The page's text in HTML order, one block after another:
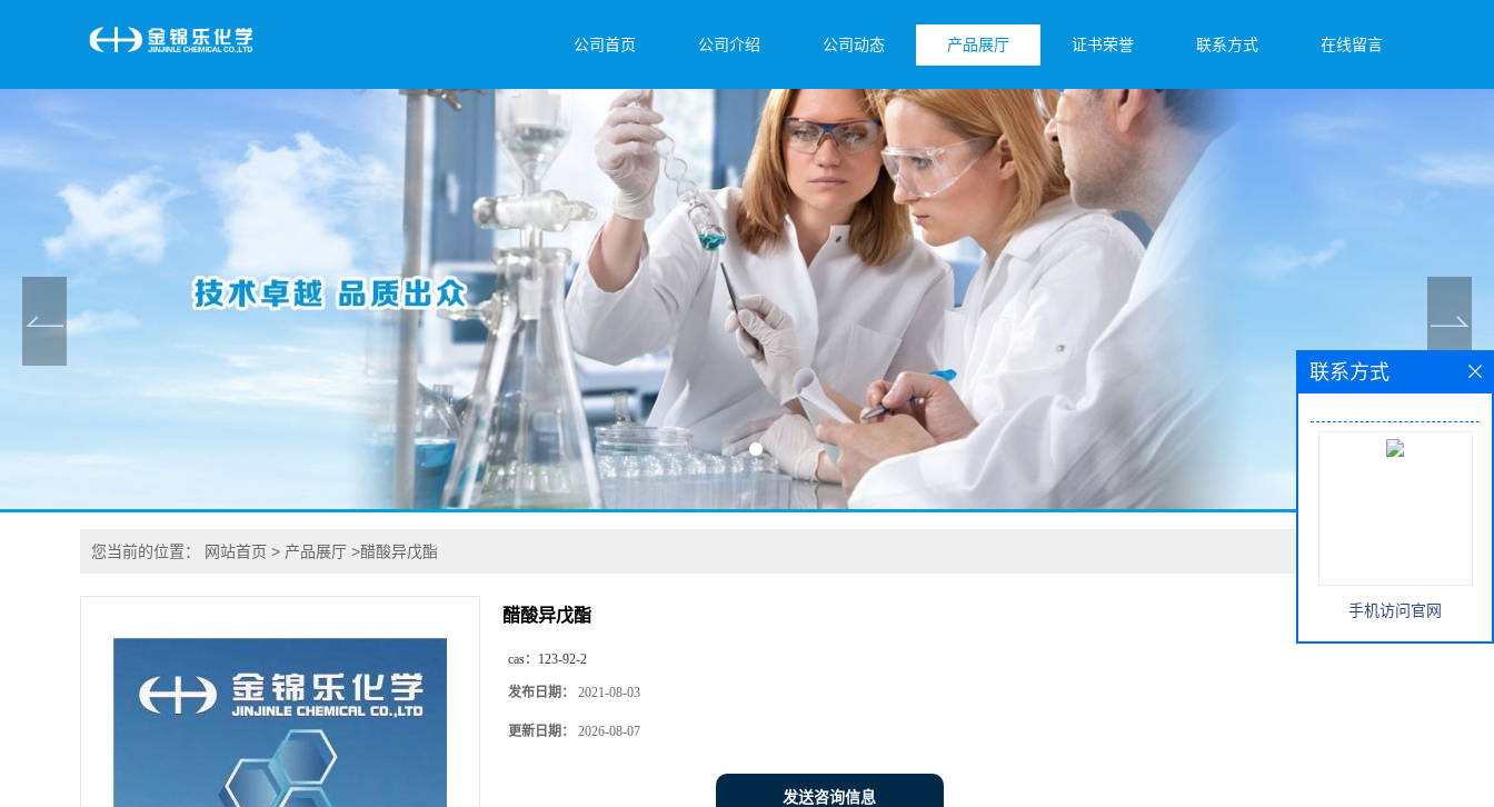
公司首页 公司介绍 公司动态 产品展厅 证书荣誉 联系方式 在线留言
您当前的位置： 网站首页 > 产品展厅 >醋酸异戊酯
醋酸异戊酯
cas： 123-92-2
发布日期： 2021-08-03
更新日期： 2026-08-07
发送咨询信息
联系方式
手机访问官网